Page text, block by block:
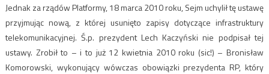
Jednak za rządów Platformy, 18 marca 2010 roku, Sejm uchylił tę ustawę
przyjmując nową, z której usunięto zapisy dotyczące infrastruktury
telekomunikacyjnej. Ś.p. prezydent Lech Kaczyński nie podpisał tej
ustawy. Zrobił to – i to już 12 kwietnia 2010 roku (sic!) – Bronisław
Komorowski, wykonujący wówczas obowiązki prezydenta RP, który